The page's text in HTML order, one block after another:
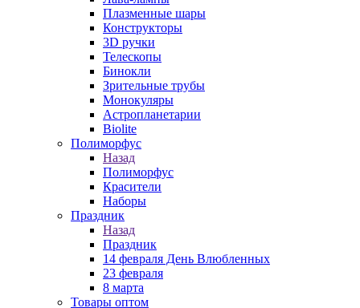
Плазменные шары
Конструкторы
3D ручки
Телескопы
Бинокли
Зрительные трубы
Монокуляры
Астропланетарии
Biolite
Полиморфус
Назад
Полиморфус
Красители
Наборы
Праздник
Назад
Праздник
14 февраля День Влюбленных
23 февраля
8 марта
Товары оптом